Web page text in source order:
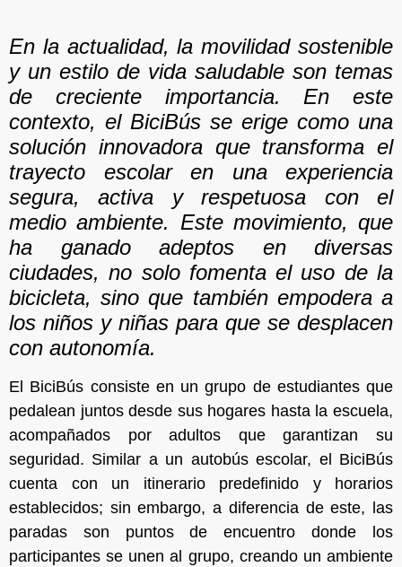
En la actualidad, la movilidad sostenible
y un estilo de vida saludable son temas
de creciente importancia. En este
contexto, el BiciBús se erige como una
solución innovadora que transforma el
trayecto escolar en una experiencia
segura, activa y respetuosa con el
medio ambiente. Este movimiento, que
ha ganado adeptos en diversas
ciudades, no solo fomenta el uso de la
bicicleta, sino que también empodera a
los niños y niñas para que se desplacen
con autonomía.
El BiciBús consiste en un grupo de estudiantes que
pedalean juntos desde sus hogares hasta la escuela,
acompañados por adultos que garantizan su
seguridad. Similar a un autobús escolar, el BiciBús
cuenta con un itinerario predefinido y horarios
establecidos; sin embargo, a diferencia de este, las
paradas son puntos de encuentro donde los
participantes se unen al grupo, creando un ambiente